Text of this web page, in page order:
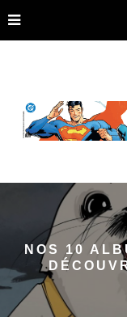
NOS 10